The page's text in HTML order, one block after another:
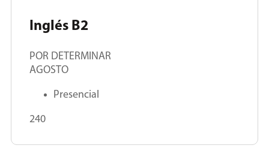
Inglés B2
POR DETERMINAR
AGOSTO
Presencial
240